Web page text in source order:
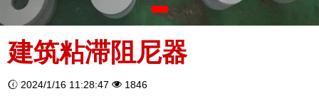
建筑粘滞阻尼器
2024/1/16 11:28:47 1846